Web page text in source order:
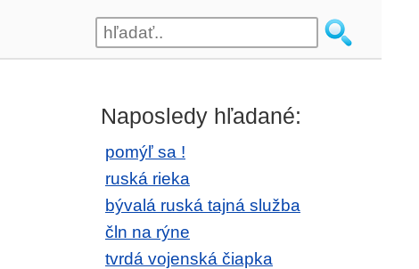
Naposledy hľadané:
pomýľ sa !
ruská rieka
bývalá ruská tajná služba
čln na rýne
tvrdá vojenská čiapka